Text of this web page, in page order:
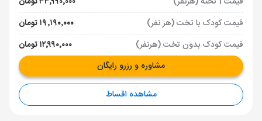
قیمت کودک با تخت (هر نفر)
۱۹٬۱۹۰٬۰۰۰ تومان
قیمت کودک بدون تخت (هرنفر)
۱۲٬۹۹۰٬۰۰۰ تومان
مشاوره و رزرو رایگان
مشاهده اقساط